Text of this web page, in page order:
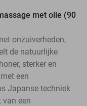
met olie (90
onzuiverheden,
de natuurlijke
sterker en
een
Japanse techniek
van een